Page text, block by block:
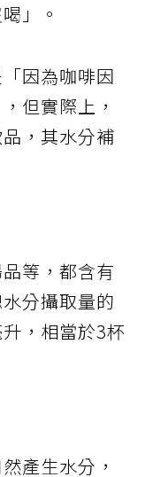
」。
因為咖啡因
但實際上，
，其水分補
等，都含有
分攝取量的
，相當於3杯
產生水分，